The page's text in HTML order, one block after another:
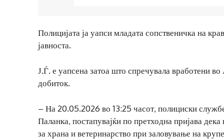
Полицијата ја уапси младата сопственичка на
јавноста.
Ј.Ѓ. е уапсена затоа што спречувала вработени
добиток.
– На 20.05.2026 во 13:25 часот, полициски
Паланка, постапувајќи по претходна пријава
за храна и ветеринарство при заловување на